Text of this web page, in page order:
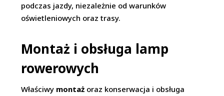
podczas jazdy, niezależnie od warunków
oświetleniowych oraz trasy.
Montaż i obsługa lamp
rowerowych
Właściwy montaż oraz konserwacja i obsługa